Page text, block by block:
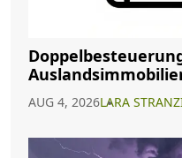
Sie Abkommen
AUG 4, 2026LARA